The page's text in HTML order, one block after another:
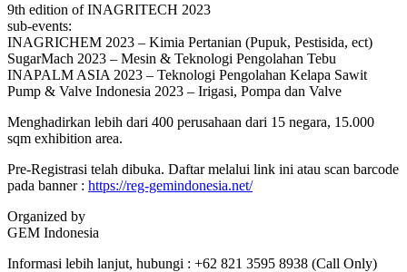
9th edition of INAGRITECH 2023
sub-events:
INAGRICHEM 2023 – Kimia Pertanian (Pupuk, Pestisida, ect)
SugarMach 2023 – Mesin & Teknologi Pengolahan Tebu
INAPALM ASIA 2023 – Teknologi Pengolahan Kelapa Sawit
Pump & Valve Indonesia 2023 – Irigasi, Pompa dan Valve
Menghadirkan lebih dari 400 perusahaan dari 15 negara, 15.000
sqm exhibition area.
Pre-Registrasi telah dibuka. Daftar melalui link ini atau scan barcode
pada banner : https://reg-gemindonesia.net/
Organized by
GEM Indonesia
Informasi lebih lanjut, hubungi : +62 821 3595 8938 (Call Only)